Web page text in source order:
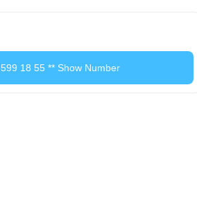
599 18 55 ** Show Number